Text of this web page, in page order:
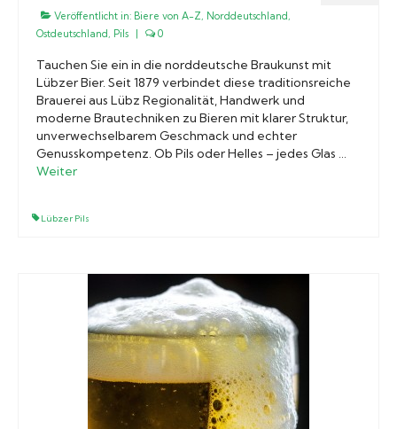
Veröffentlicht in: Biere von A-Z, Norddeutschland,
Ostdeutschland, Pils | 0
Tauchen Sie ein in die norddeutsche Braukunst mit
Lübzer Bier. Seit 1879 verbindet diese traditionsreiche
Brauerei aus Lübz Regionalität, Handwerk und
moderne Brautechniken zu Bieren mit klarer Struktur,
unverwechselbarem Geschmack und echter
Genusskompetenz. Ob Pils oder Helles – jedes Glas …
Weiter
Lübzer Pils